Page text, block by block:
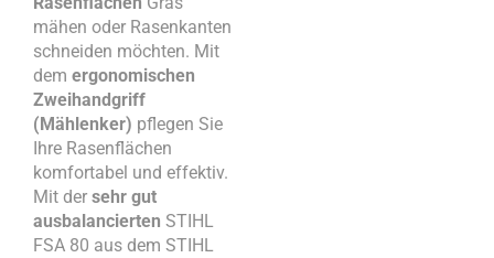
mähen oder Rasenkanten
schneiden möchten. Mit
dem ergonomischen
Zweihandgriff
(Mählenker) pflegen Sie
Ihre Rasenflächen
komfortabel und effektiv.
Mit der sehr gut
ausbalancierten STIHL
FSA 80 aus dem STIHL